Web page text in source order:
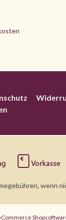
wenn